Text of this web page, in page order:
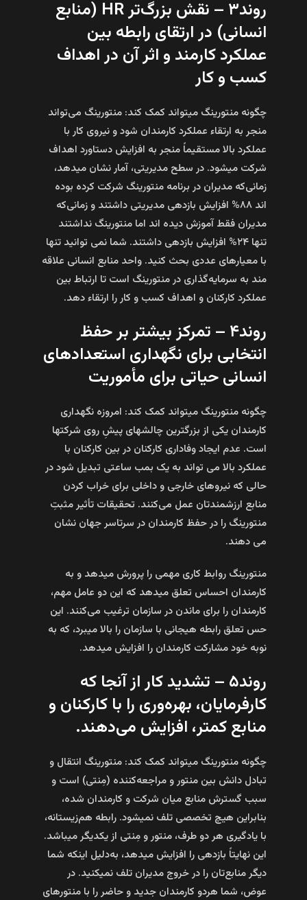
روند۳ – نقش بزرگ‌تر HR (منابع
انسانی) در ارتقای رابطه بین
عملکرد کارمند و اثر آن در اهداف
کسب و کار
چگونه منتورینگ می­تواند کمک کند: منتورینگ می‌تواند
منجر به ارتقاء عملکرد کارمندان شود و نیروی کار با
عملکرد بالا مستقیماً منجر به افزایش دستاورد اهداف
شرکت می­شود. در سطح مدیریتی، آمار نشان می­دهد،
زمانی‌که مدیران در برنامه منتورینگ شرکت کرده بوده‌
اند ۸۸% افزایش بازدهی مدیریتی داشتند و زمانی‌که
مدیران فقط آموزش دیده‌ اند اما منتورینگ نداشتند
تنها ۲۴% افزایش بازدهی داشتند. شما نمی‌ توانید تنها
با معیارهای عددی بحث کنید. واحد منابع انسانی علاقه‌
مند به سرمایه‌گذاری در منتورینگ است تا ارتباط بین
عملکرد کارکنان و اهداف کسب و کار را ارتقاء دهد.
روند۴ – تمرکز بیشتر بر حفظ
انتخابی برای نگهداری استعدادهای
انسانی حیاتی برای مأموریت
چگونه منتورینگ می­تواند کمک کند: امروزه نگهداری
کارمندان یکی از بزرگترین چالش­های پیش‌ِ روی شرکت­ها
است. عدم ایجاد وفاداری کارکنان در بین کارکنان با
عملکرد بالا می‌ تواند به یک بمب ساعتی تبدیل شود در
حالی که نیروهای خارجی و داخلی برای خراب کردن
منابع ارزشمندتان عمل می‌کنند. تحقیقات تأثیر مثبتِ
منتورینگ را در حفظ کارمندان در سرتاسر جهان نشان
می‌ دهند.
منتورینگ روابط کاری مهمی را پرورش می­دهد و به
کارمندان احساس تعلق می­دهد که این دو عامل مهم،
کارمندان را برای ماندن در سازمان ترغیب می‌کنند. این
حس تعلق رابطه هیجانی با سازمان را بالا می­برد، که به
نوبه خود مشارکت کارمندان را افزایش می­دهد.
روند۵ – تشدید کار از آنجا که
کارفرمایان، بهره‌وری را با کارکنان و
منابع کمتر، افزایش می‌دهند.
چگونه منتورینگ می­تواند کمک کند: منتورینگ انتقال و
تبادل دانش بین منتور و مراجعه‌کننده (مِنتی) است و
سبب گسترش منابع میان شرکت و کارمندان شده،
بنابراین هیچ تخصصی تلف نمی­شود. رابطه هم‌زیستانه،
با یادگیری هر دو طرف، منتور و مِنتی از یکدیگر می­باشد.
این نهایتاً بازدهی را افزایش می­دهد، به‌دلیل اینکه شما
دیگر منابع‌تان را در خروج مدیران تلف نمی­کنید. در
عوض، شما هردو کارمندان جدید و حاضر را با منتورهای